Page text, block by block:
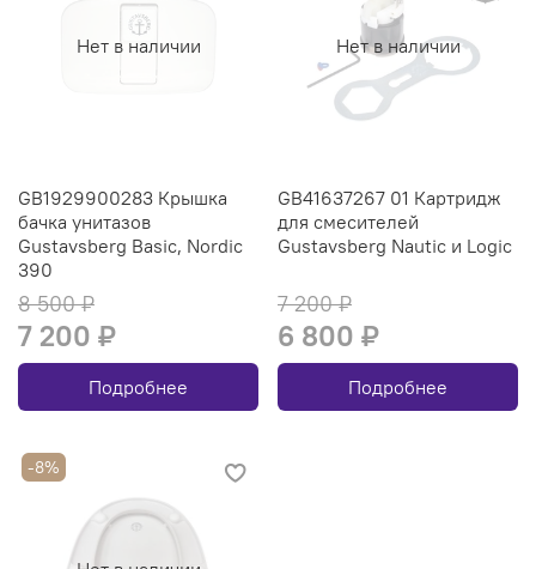
Нет в наличии
GB1929900283 Крышка
бачка унитазов
Gustavsberg Basic, Nordic
390
8 500 ₽
7 200 ₽
Подробнее
Нет в наличии
GB41637267 01 Картридж
для смесителей
Gustavsberg Nautic и Logic
7 200 ₽
6 800 ₽
Подробнее
-8%